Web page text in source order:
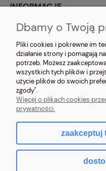
INFORMACJE
O NAS
NOSIMYSIE.PL Sylwia Kiołbasa
6452270209 | tel.509 525
Dbamy o Twoją
Pliki cookies i pokrewne im
działanie strony i pomagają
potrzeb. Możesz
wszystkich tych plików i
użycie plików do swoich
zgody".
Więcej o plikach cookies
prywatności.
zaakceptuj